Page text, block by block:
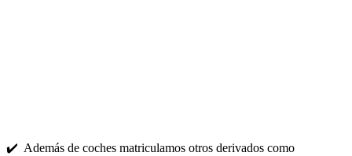
✔️ Además de coches matriculamos otros derivados como